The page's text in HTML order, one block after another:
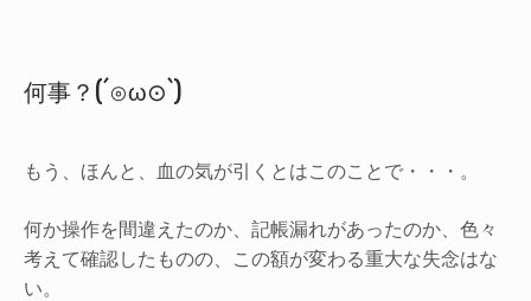
何事？(´⊙ω⊙`)
もう、ほんと、血の気が引くとはこのことで・・・。
何か操作を間違えたのか、記帳漏れがあったのか、色々
考えて確認したものの、この額が変わる重大な失念はな
い。